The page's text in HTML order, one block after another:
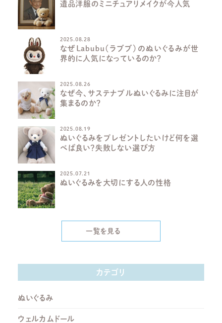
遺品洋服のミニチュアリメイクが今人気
2025.08.28
なぜLabubu（ラブブ）のぬいぐるみが世
界的に人気になっているのか？
2025.08.26
なぜ今、サステナブルぬいぐるみに注目が
集まるのか？
2025.08.19
ぬいぐるみをプレゼントしたいけど何を選
べば良い？失敗しない選び方
2025.07.21
ぬいぐるみを大切にする人の性格
一覧を見る
カテゴリ
ぬいぐるみ
ウェルカムドール